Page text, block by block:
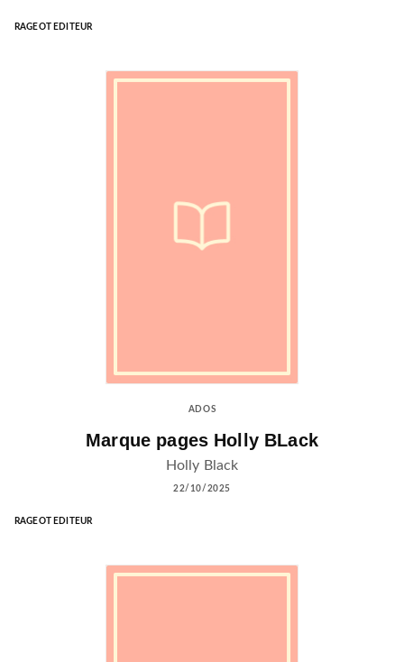
RAGEOT EDITEUR
ADOS
Marque pages Holly BLack
Holly Black
22/10/2025
RAGEOT EDITEUR